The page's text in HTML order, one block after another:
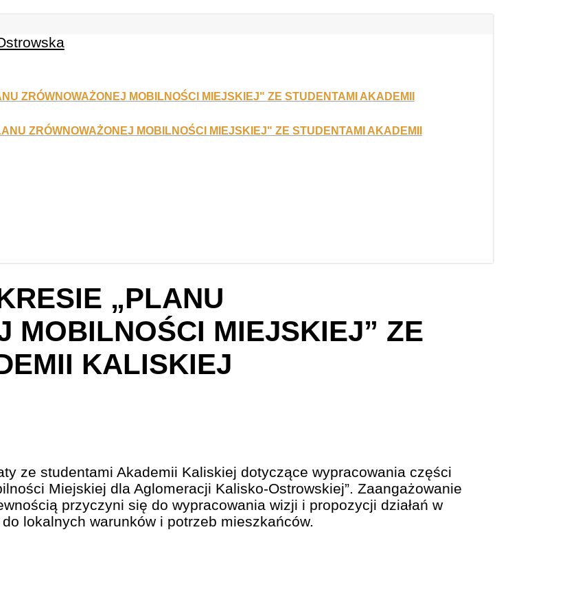
„PLANU
MOBILNOŚCI MIEJSKIEJ” ZE
KALISKIEJ
ze studentami Akademii Kaliskiej dotyczące wypracowania części
Miejskiej dla Aglomeracji Kalisko-Ostrowskiej”. Zaangażowanie
przyczyni się do wypracowania wizji i propozycji działań w
lokalnych warunków i potrzeb mieszkańców.